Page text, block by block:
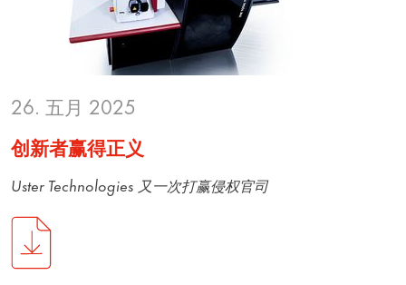
26. 五月 2025
创新者赢得正义
Uster Technologies 又一次打赢侵权官司